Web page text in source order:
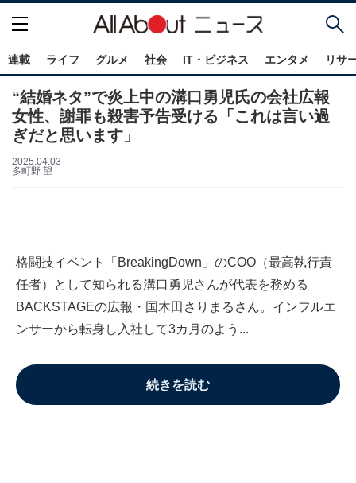
連載 ライフ グルメ 社会 IT・ビジネス エンタメ リサ
“結婚ネタ”で炎上中の溝口勇児氏の会社広報
女性、謝罪も殺害予告受ける「これは言い過
ぎだと思います」
2025.04.03
多町野 望
格闘技イベント「BreakingDown」のCOO（最高執行責
任者）として知られる溝口勇児さんが代表を務める
BACKSTAGEの広報・国木田さりまるさん。インフルエ
ンサーから転身し入社して3カ月のよう...
続きを読む